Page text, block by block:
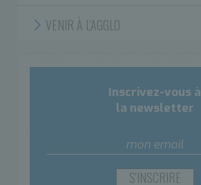
VENIR À L'AGGLO
Inscrivez-vous à
la newsletter